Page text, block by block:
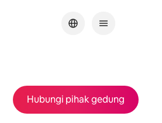
Hubungi pihak gedung